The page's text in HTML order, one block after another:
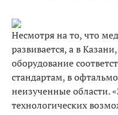
Несмотря на то, что
развивается, а в
оборудование
стандартам, в
неизученные области.
технологических